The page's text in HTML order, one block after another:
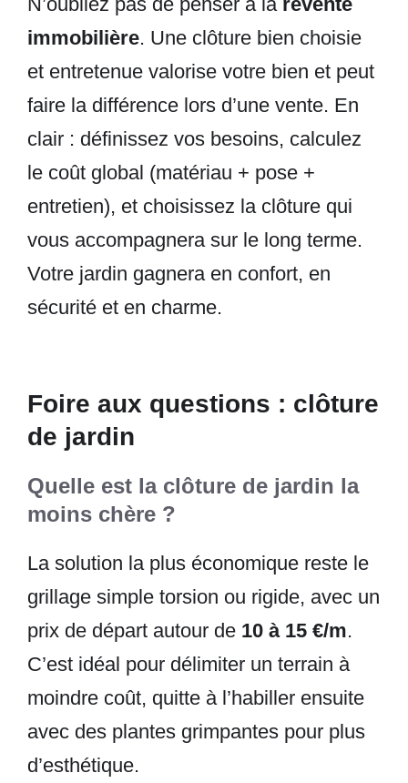
immobilière. Une clôture bien choisie
et entretenue valorise votre bien et peut
faire la différence lors d’une vente. En
clair : définissez vos besoins, calculez
le coût global (matériau + pose +
entretien), et choisissez la clôture qui
vous accompagnera sur le long terme.
Votre jardin gagnera en confort, en
sécurité et en charme.
Foire aux questions : clôture
de jardin
Quelle est la clôture de jardin la
moins chère ?
La solution la plus économique reste le
grillage simple torsion ou rigide, avec un
prix de départ autour de 10 à 15 €/m.
C’est idéal pour délimiter un terrain à
moindre coût, quitte à l’habiller ensuite
avec des plantes grimpantes pour plus
d’esthétique.